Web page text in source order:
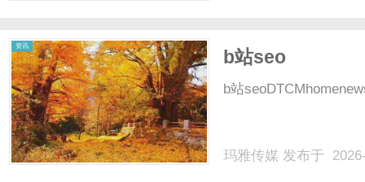
资讯
b站seo
b站
玛雅传媒 发布于